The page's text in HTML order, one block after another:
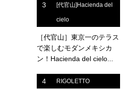
3 [代官山]Hacienda del
cielo
［代官山］東京一のテラス
で楽しむモダンメキシカ
ン！Hacienda del cielo...
4 RIGOLETTO